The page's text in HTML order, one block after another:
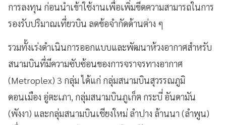
การลงทุน ก่อนนำเข้าใช้งานเพื่อเพิ่มขีดความสามารถในการ
รองรับปริมาณเที่ยวบิน ลดข้อจำกัดด้านต่าง ๆ
รวมทั้งเร่งดำเนินการออกแบบและพัฒนาห้วงอากาศสำหรับ
สนามบินที่มีความซับซ้อนของการจราจรทางอากาศ
(Metroplex) 3 กลุ่ม ได้แก่ กลุ่มสนามบินสุวรรณภูมิ
ดอนเมือง อู่ตะเภา, กลุ่มสนามบินภูเก็ต กระบี่ อันดามัน
(พังงา) และกลุ่มสนามบินเชียงใหม่ ลำปาง ล้านนา (ลำพูน)